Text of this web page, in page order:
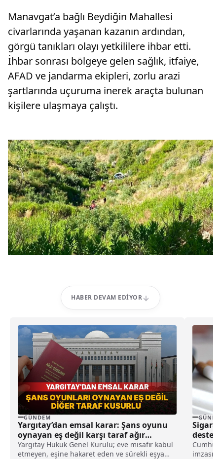
Manavgat’a bağlı Beydiğin Mahallesi
civarlarında yaşanan kazanın ardından,
görgü tanıkları olayı yetkililere ihbar etti.
İhbar sonrası bölgeye gelen sağlık, itfaiye,
AFAD ve jandarma ekipleri, zorlu arazi
şartlarında uçuruma inerek araçta bulunan
kişilere ulaşmaya çalıştı.
HABER DEVAM EDIYOR
GÜNDEM
Yargıtay’dan emsal karar: Şans oyunu
oynayan eş değil karşı taraf ağır
kusurlu sayıldı
Yargıtay Hukuk Genel Kurulu; eve misafir kabul
etmeyen, eşine hakaret eden ve sürekli eşya